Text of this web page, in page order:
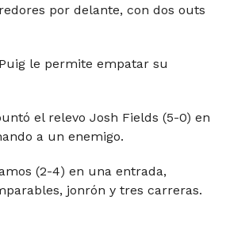
por delante, con dos outs
le permite empatar su
el relevo Josh Fields (5-0) en
a un enemigo.
(2-4) en una entrada,
jonrón y tres carreras.